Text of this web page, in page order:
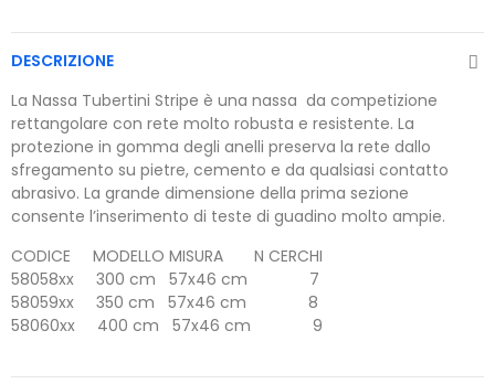
DESCRIZIONE
La Nassa Tubertini Stripe è una nassa da competizione
rettangolare con rete molto robusta e resistente. La
protezione in gomma degli anelli preserva la rete dallo
sfregamento su pietre, cemento e da qualsiasi contatto
abrasivo. La grande dimensione della prima sezione
consente l’inserimento di teste di guadino molto ampie.
CODICE MODELLO MISURA N CERCHI
58058xx 300 cm 57x46 cm 7
58059xx 350 cm 57x46 cm 8
58060xx 400 cm 57x46 cm 9